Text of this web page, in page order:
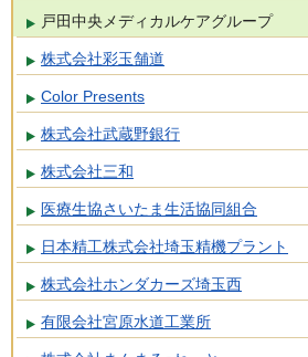
戸田中央メディカルケアグループ
株式会社彩玉舗道
Color Presents
株式会社武蔵野銀行
株式会社三和
医療生協さいたま生活協同組合
日本精工株式会社埼玉精機プラント
株式会社ホンダカーズ埼玉西
有限会社宮原水道工業所